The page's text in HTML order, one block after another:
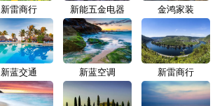
新雷商行
新蓝交通
新能五金电器 金鸿家装
新蓝空调 新雷商行